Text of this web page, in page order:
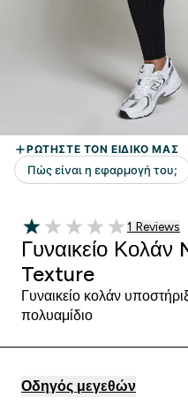
1 out of 5 stars
1
1 Reviews
Γυναικείο
Texture
Γυναικείο κολάν
πολυαμίδιο
Οδηγός μεγεθών